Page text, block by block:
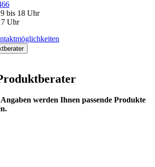
bis 18 Uhr
Uhr
werden Ihnen passende Produkte